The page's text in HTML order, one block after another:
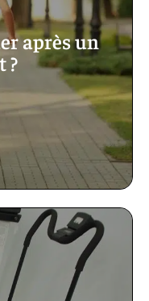
après un
?